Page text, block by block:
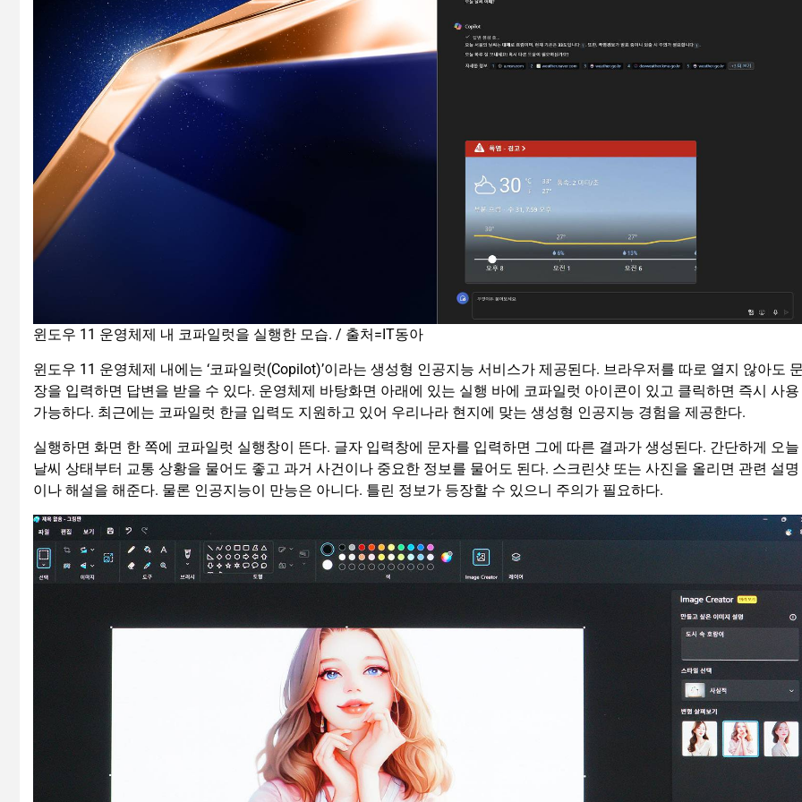
윈도우 11 운영체제 내 코파일럿을 실행한 모습. / 출처=IT동아
윈도우 11 운영체제 내에는 ‘코파일럿(Copilot)’이라는 생성형 인공지능 서비스가 제공된다. 브라우저를 따로 열지 않아도
장을 입력하면 답변을 받을 수 있다. 운영체제 바탕화면 아래에 있는 실행 바에 코파일럿 아이콘이 있고 클릭하면 즉시 사용
가능하다. 최근에는 코파일럿 한글 입력도 지원하고 있어 우리나라 현지에 맞는 생성형 인공지능 경험을 제공한다.
실행하면 화면 한 쪽에 코파일럿 실행창이 뜬다. 글자 입력창에 문자를 입력하면 그에 따른 결과가 생성된다. 간단하게 오늘
날씨 상태부터 교통 상황을 물어도 좋고 과거 사건이나 중요한 정보를 물어도 된다. 스크린샷 또는 사진을 올리면 관련 설명
이나 해설을 해준다. 물론 인공지능이 만능은 아니다. 틀린 정보가 등장할 수 있으니 주의가 필요하다.